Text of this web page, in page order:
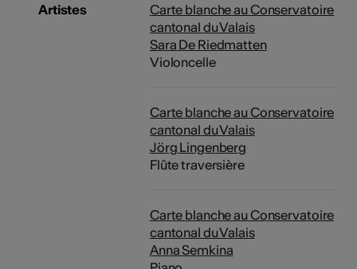
Artistes
Carte blanche au Conservatoire
cantonal du Valais
Sara De Riedmatten
Violoncelle
Carte blanche au Conservatoire
cantonal du Valais
Jörg Lingenberg
Flûte traversière
Carte blanche au Conservatoire
cantonal du Valais
Anna Semkina